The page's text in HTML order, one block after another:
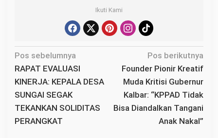
Ikuti Kami
N
a
v
i
g
a
Pos sebelumnya
RAPAT EVALUASI
KINERJA: KEPALA DESA
SUNGAI SEGAK
TEKANKAN SOLIDITAS
PERANGKAT
Pos berikutnya
Founder Pionir Kreatif
Muda Kritisi Gubernur
Kalbar: “KPPAD Tidak
Bisa Diandalkan Tangani
Anak Nakal”